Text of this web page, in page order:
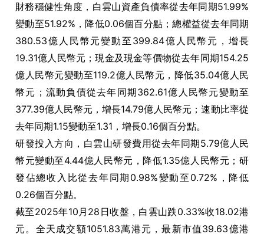
財務穩健性角度，白雲山資產負債率從去年同期51.99%
變動至51.92%，降低0.06個百分點；總權益從去年同期
380.53億人民幣元變動至399.84億人民幣元，增長
19.31億人民幣元；現金及現金等價物從去年同期154.25
億人民幣元變動至119.2億人民幣元，降低35.04億人民
幣元；流動負債從去年同期362.61億人民幣元變動至
377.39億人民幣元，增長14.79億人民幣元；速動比率從
去年同期1.15變動至1.31，增長0.16個百分點。
研發投入方向，白雲山研發費用從去年同期5.79億人民
幣元變動至4.44億人民幣元，降低1.35億人民幣元；研
發佔總收入比從去年同期0.98%變動至0.72%，降低
0.26個百分點。
截至2025年10月28日收盤，白雲山跌0.33%收18.02港
元。全天成交額1051.83萬港元，最新市值39.63億港